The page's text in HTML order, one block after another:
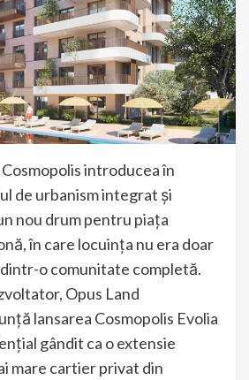
introducea în
de urbanism integrat și
nou drum pentru piața
în care locuința nu era doar
o comunitate completă.
Opus Land
lansarea Cosmopolis Evolia
gândit ca o extensie
mare cartier privat din